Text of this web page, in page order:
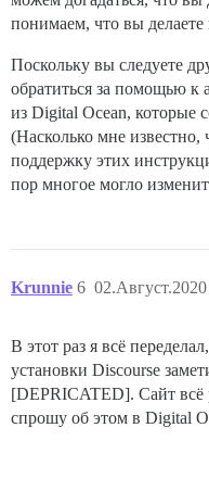
понимаем, что вы делаете
Поскольку вы следуете
обратиться за помощью
из Digital Ocean, которые
(Насколько мне известно,
поддержку этих
пор многое могло
Krunnie 6
В этот раз я всё
установки Discourse
[DEPRICATED]. Сайт всё
спрошу об этом в Digital